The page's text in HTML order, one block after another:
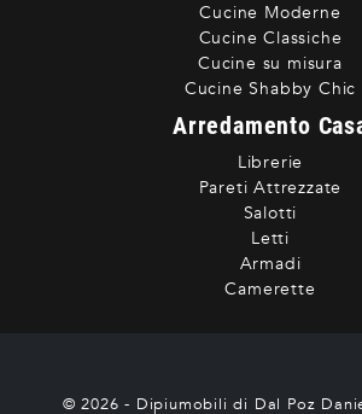
Cucine Moderne
Cucine Classiche
Cucine su misura
Cucine Shabby Chic
Arredamento
Librerie
Pareti Attrezzate
Salotti
Letti
Armadi
Camerette
© 2026 - Dipiumobili di Dal Poz